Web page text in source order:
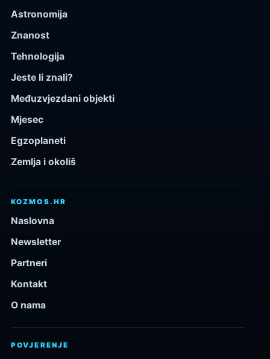
Astronomija
Znanost
Tehnologija
Jeste li znali?
Međuzvjezdani objekti
Mjesec
Egzoplaneti
Zemlja i okoliš
KOZMOS.HR
Naslovna
Newsletter
Partneri
Kontakt
O nama
POVJERENJE